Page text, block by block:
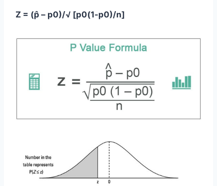
Z = (p̂ – p0)/√ [p0(1-p0)/n]